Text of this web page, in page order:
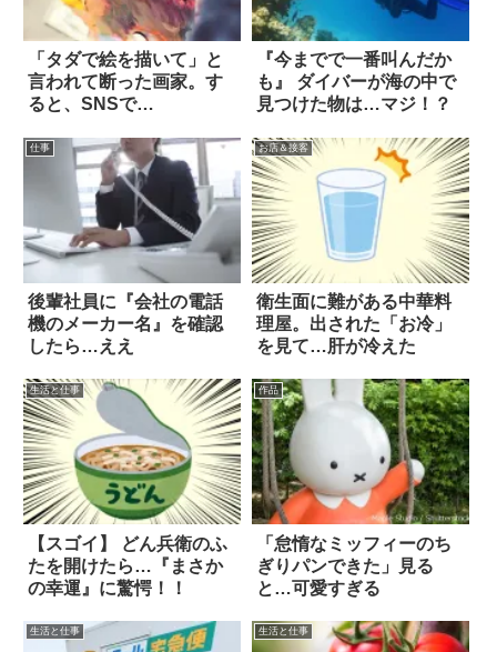
「タダで絵を描いて」と
言われて断った画家。す
ると、SNSで…
『今までで一番叫んだか
も』 ダイバーが海の中で
見つけた物は…マジ！？
仕事
後輩社員に『会社の電話
機のメーカー名』を確認
したら…ええ
お店＆接客
衛生面に難がある中華料
理屋。出された「お冷」
を見て…肝が冷えた
生活と仕事
【スゴイ】 どん兵衛のふ
たを開けたら…『まさか
の幸運』に驚愕！！
作品
「怠惰なミッフィーのち
ぎりパンできた」見る
と…可愛すぎる
生活と仕事 生活と仕事